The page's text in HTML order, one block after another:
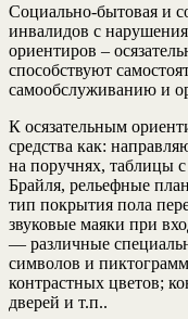
Социально-бытовая и
инвалидов с
ориентиров –
способствуют
самообслуживанию и
К осязательным
средства как:
на поручнях, таблицы
Брайля, рельефные
тип покрытия пола
звуковые маяки при
— различные
символов и
контрастных цветов;
дверей и т.п..